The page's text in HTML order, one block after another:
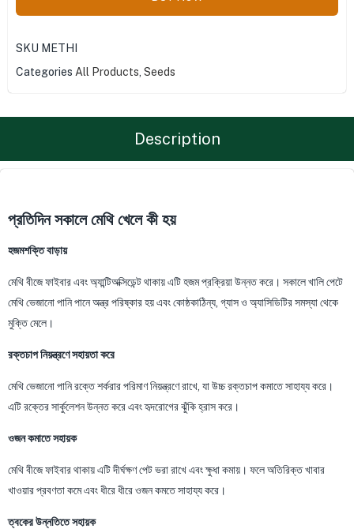
SKU METHI
Categories All Products, Seeds
Description
প্রতিদিন সকালে মেথি খেলে কী হয়
হজমশক্তি বাড়ায়
মেথি বীজে ফাইবার এবং অ্যান্টিঅক্সিডেন্ট থাকায় এটি হজম প্রক্রিয়া উন্নত করে। সকালে খালি পেটে
মেথি ভেজানো পানি পানে অন্ত্র পরিষ্কার হয় এবং কোষ্ঠকাঠিন্য, গ্যাস ও অ্যাসিডিটির সমস্যা থেকে
মুক্তি মেলে।
রক্তচাপ নিয়ন্ত্রণে সহায়তা করে
মেথি ভেজানো পানি রক্তে শর্করার পরিমাণ নিয়ন্ত্রণে রাখে, যা উচ্চ রক্তচাপ কমাতে সাহায্য করে।
এটি রক্তের সার্কুলেশন উন্নত করে এবং হৃদরোগের ঝুঁকি হ্রাস করে।
ওজন কমাতে সহায়ক
মেথি বীজে ফাইবার থাকায় এটি দীর্ঘক্ষণ পেট ভরা রাখে এবং ক্ষুধা কমায়। ফলে অতিরিক্ত খাবার
খাওয়ার প্রবণতা কমে এবং ধীরে ধীরে ওজন কমতে সাহায্য করে।
ত্বকের উন্নতিতে সহায়ক